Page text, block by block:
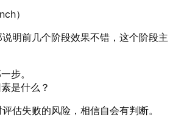
）
明前几个阶段效果不错，这个阶段主
步。
是什么？
估失败的风险，相信自会有判断。